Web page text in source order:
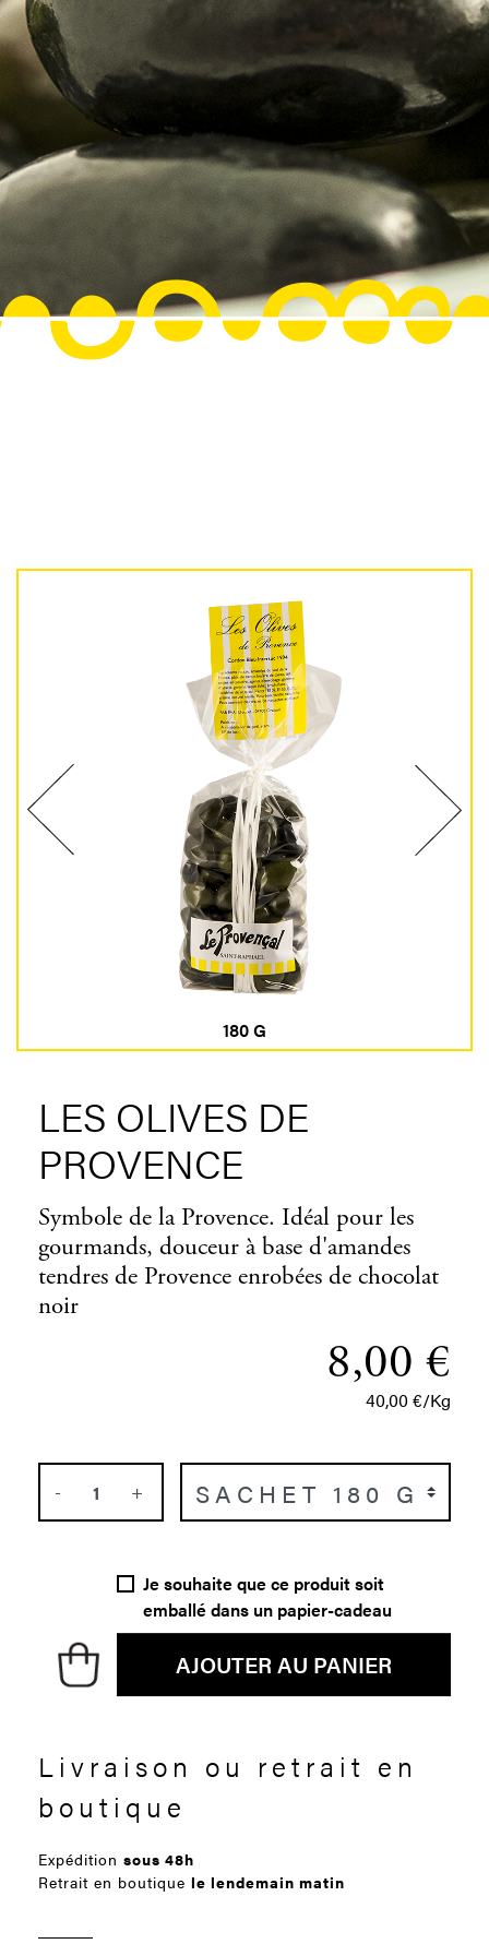
180 G
LES OLIVES DE
PROVENCE
Symbole de la Provence. Idéal pour les
gourmands, douceur à base d'amandes
tendres de Provence enrobées de chocolat
noir
8,00 €
40,00 €/Kg
- +
Je souhaite que ce produit soit
emballé dans un papier-cadeau
AJOUTER AU PANIER
Livraison ou retrait en
boutique
Expédition sous 48h
Retrait en boutique le lendemain matin